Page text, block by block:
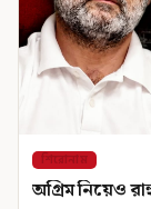
শিরোনাম
অগ্রিম নিয়েও